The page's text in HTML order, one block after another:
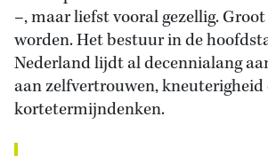
–, maar liefst vooral gezellig.
worden. Het bestuur in de
Nederland lijdt al decennialang
aan zelfvertrouwen, kneuterigheid
kortetermijndenken.